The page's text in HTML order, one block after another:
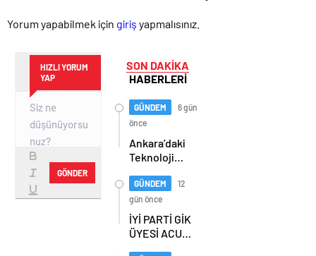
Yorum yapabilmek için giriş yapmalısınız.
HIZLI YORUM
YAP
GÖNDER
SON DAKİKA
HABERLERİ
GÜNDEM
6 gün
önce
Ankara’daki
Teknoloji
Teknopark
Nasıl
Büyüyor?
Burcu Alkan
Bilir Yeni
GÜNDEM
12
gün önce
İYİ PARTİ GİK
ÜYESİ ACUR,